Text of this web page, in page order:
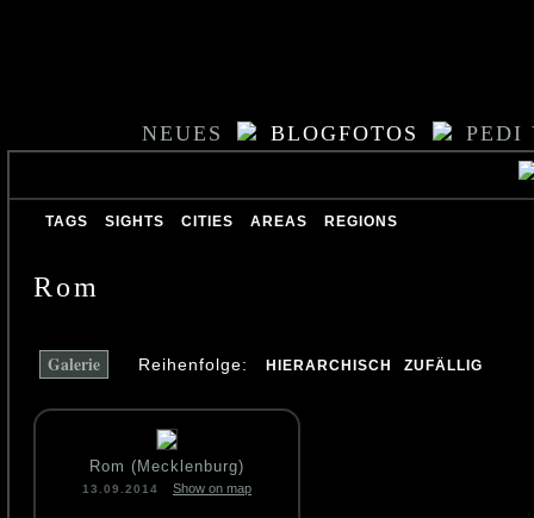
NEUES BLOGFOTOS PEDI
TAGS SIGHTS CITIES AREAS REGIONS
Rom
Galerie Reihenfolge: HIERARCHISCH ZUFÄLLIG
Rom (Mecklenburg)
13.09.2014 Show on map